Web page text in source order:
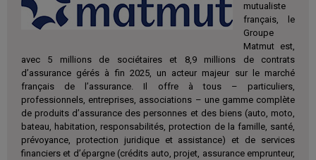
mutualiste
français, le
Groupe
Matmut est,
avec 5 millions de sociétaires et 8,9 millions de contrats
d’assurance gérés à fin 2025, un acteur majeur sur le marché
français de l’assurance. Il offre à tous – particuliers,
professionnels, entreprises, associations – une gamme complète
de produits d’assurance des personnes et des biens (auto, moto,
bateau, habitation, responsabilités, protection de la famille, santé,
prévoyance, protection juridique et assistance) et de services
financiers et d’épargne (crédits auto, projet, assurance emprunteur,